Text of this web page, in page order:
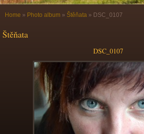
Home » Photo album » Štěňata » DSC_0107
Štěňata
DSC_0107